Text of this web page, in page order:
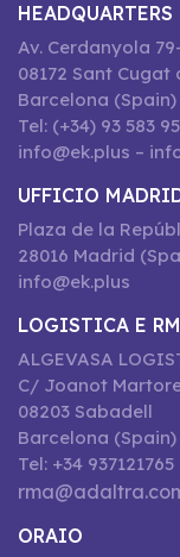
HEADQUARTERS
Av. Cerdanyola
08172 Sant Cugat
Barcelona (Spain)
Tel: (+34) 93 583
info@ek.plus –
UFFICIO
Plaza de la
28016 Madrid
info@ek.plus
LOGISTICA E
ALGEVASA
C/ Joanot
08203 Sabadell
Barcelona (Spain)
Tel: +34 937121765
ORAIO